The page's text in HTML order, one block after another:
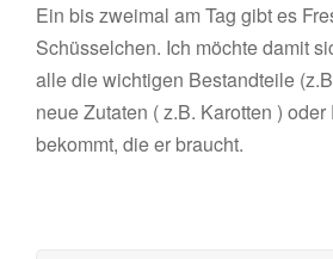
Ein bis zweimal am Tag gibt es
Schüsselchen. Ich möchte damit
alle die wichtigen Bestandteile
neue Zutaten ( z.B. Karotten ) oder
bekommt, die er braucht.